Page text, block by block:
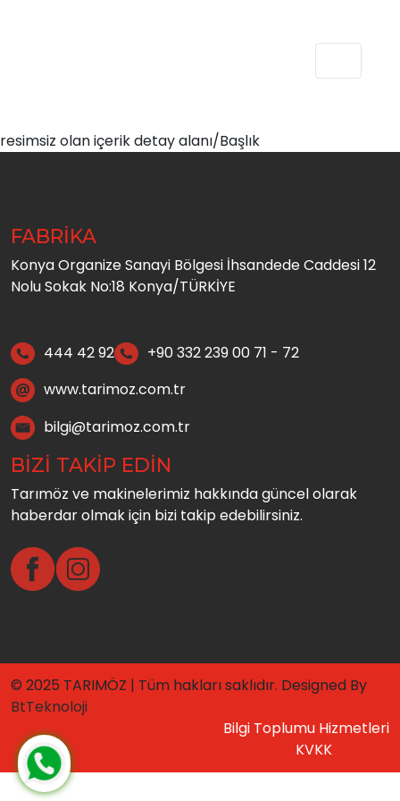
resimsiz olan içerik detay alanı/Başlık
FABRİKA
Konya Organize Sanayi Bölgesi İhsandede Caddesi 12
Nolu Sokak No:18 Konya/TÜRKİYE
444 42 92
+90 332 239 00 71 - 72
www.tarimoz.com.tr
bilgi@tarimoz.com.tr
BİZİ TAKİP EDİN
Tarımöz ve makinelerimiz hakkında güncel olarak
haberdar olmak için bizi takip edebilirsiniz.
© 2025 TARIMÖZ | Tüm hakları saklıdır. Designed By
BtTeknoloji
Bilgi Toplumu Hizmetleri
KVKK